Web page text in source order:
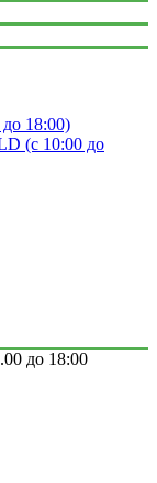
18:00)
(с 10:00 до
до 18:00